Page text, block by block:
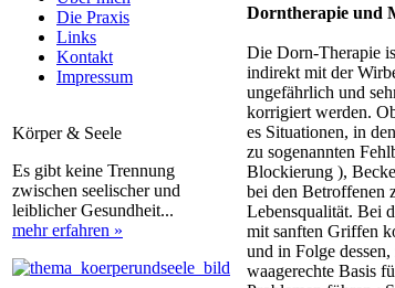
Die Praxis
Links
Kontakt
Impressum
Körper & Seele
Es gibt keine Trennung
zwischen seelischer und
leiblicher Gesundheit...
mehr erfahren »
Dorntherapie und
Die Dorn-Therapie
indirekt mit der
ungefährlich und
korrigiert werden.
es Situationen, in
zu sogenannten
Blockierung ),
bei den Betroffenen
Lebensqualität. Bei
mit sanften Griffen
und in Folge
waagerechte Basis